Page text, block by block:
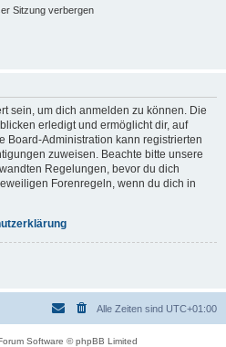
Sitzung verbergen
sein, um dich anmelden zu können. Die
erledigt und ermöglicht dir, auf
Board-Administration kann registrierten
zuweisen. Beachte bitte unsere
Regelungen, bevor du dich
Forenregeln, wenn du dich in
Alle Zeiten sind UTC+01:00
Software © phpBB Limited